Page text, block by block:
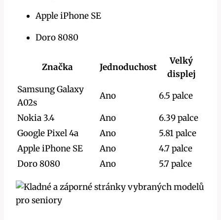
Apple iPhone SE
Doro 8080
Značka Jednoduchost
Velký
displej
Samsung Galaxy
A02s
Ano 6.5 palce
Nokia 3.4 Ano
6.39 palce
Google Pixel 4a
Ano
5.81 palce
Apple iPhone SE
Ano
4.7 palce
Doro 8080
Ano 5.7 palce